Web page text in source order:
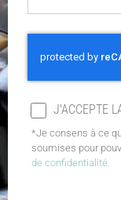
J'ACCEPTE
*Je consens à ce
soumises pour
de confidentialité.